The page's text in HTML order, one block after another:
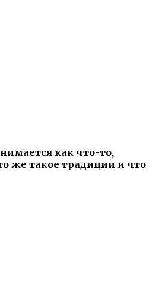
как что-то,
же такое традиции и что